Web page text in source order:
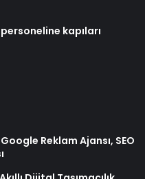
kapıları
Reklam Ajansı, SEO